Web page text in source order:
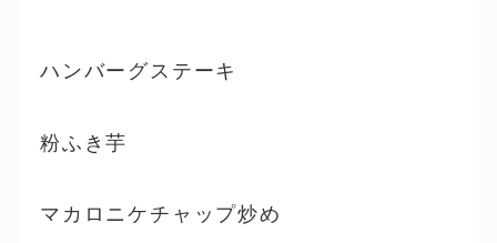
ハンバーグステーキ
粉ふき芋
マカロニケチャップ炒め